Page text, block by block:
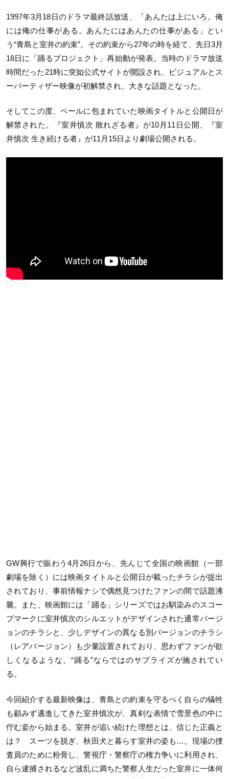
1997年3月18日のドラマ最終話放送、「あんたは上にいろ。俺
には俺の仕事がある。あんたにはあんたの仕事がある」とい
う“青島と室井の約束”。その約束から27年の時を経て、先日3月
18日に「踊るプロジェクト」再始動が発表。当時のドラマ放送
時間だった21時に突如公式サイトが開設され、ビジュアルとス
ーパーティザー映像が初解禁され、大きな話題となった。
そしてこの度、ベールに包まれていた映画タイトルと公開日が
解禁された。『室井慎次 敗れざる者』が10月11日公開、『室
井慎次 生き続ける者』が11月15日より劇場公開される。
GW興行で賑わう4月26日から、先んじて全国の映画館（一部
劇場を除く）には映画タイトルと公開日が載ったチラシが提出
されており、事前情報ナシで偶然見つけたファンの間で話題沸
騰。また、映画館には「踊る」シリーズではお馴染みのスコー
プマークに室井慎次のシルエットがデザインされた通常バージ
ョンのチラシと、少しデザインの異なる別バージョンのチラシ
（レアバージョン）も少量設置されており、思わずファンが欲
しくなるような、“踊る”ならではのサプライズが施されてい
る。
今回紹介する最新映像は、青島との約束を守るべく自らの犠牲
も顧みず邁進してきた室井慎次が、真剣な表情で雪景色の中に
佇む姿から始まる。室井が追い続けた理想とは、信じた正義と
は？ スーツを脱ぎ、秋田犬と暮らす室井の姿も…。現場の捜
査員のために粉骨し、警視庁・警察庁の権力争いに利用され、
自ら逮捕されるなど波乱に満ちた警察人生だった室井に一体何